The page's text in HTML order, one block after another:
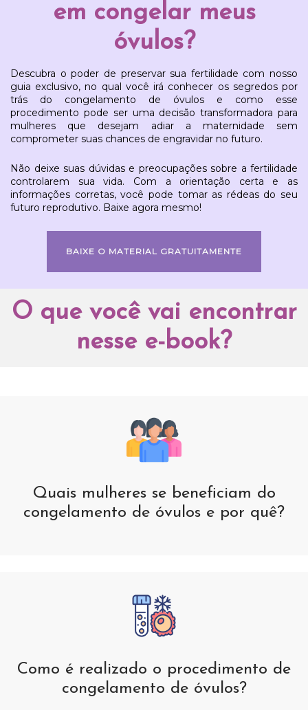
em congelar meus
óvulos?
Descubra o poder de preservar sua fertilidade com nosso
guia exclusivo, no qual você irá conhecer os segredos por
trás do congelamento de óvulos e como esse
procedimento pode ser uma decisão transformadora para
mulheres que desejam adiar a maternidade sem
comprometer suas chances de engravidar no futuro.
Não deixe suas dúvidas e preocupações sobre a fertilidade
controlarem sua vida. Com a orientação certa e as
informações corretas, você pode tomar as rédeas do seu
futuro reprodutivo. Baixe agora mesmo!
BAIXE O MATERIAL GRATUITAMENTE
O que você vai encontrar
nesse e-book?
Quais mulheres se beneficiam do
congelamento de óvulos e por quê?
Como é realizado o procedimento de
congelamento de óvulos?